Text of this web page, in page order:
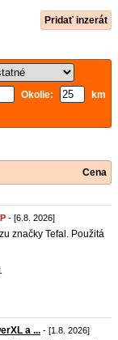
Pridať inzerát
Okolie:
km
Cena
- [6.8. 2026]
značky Tefal. Použitá
a ... - [1.8. 2026]